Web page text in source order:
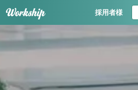
採用者様